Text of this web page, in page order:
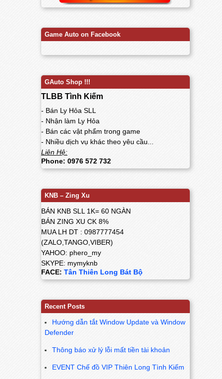
Game Auto on Facebook
GAuto Shop !!!
TLBB Tình Kiếm
- Bán Ly Hỏa SLL
- Nhận làm Ly Hỏa
- Bán các vật phẩm trong game
- Nhiều dịch vụ khác theo yêu cầu...
Liên Hệ:
Phone: 0976 572 732
KNB – Zing Xu
BÁN KNB SLL 1K= 60 NGÀN
BÁN ZING XU CK 8%
MUA LH DT : 0987777454
(ZALO,TANGO,VIBER)
YAHOO: phero_my
SKYPE: mymyknb
FACE: Tân Thiên Long Bát Bộ
Recent Posts
Hướng dẫn tắt Window Update và Window
Defender
Thông báo xử lý lỗi mất tiền tài khoản
EVENT Chế đồ VIP Thiên Long Tình Kiếm